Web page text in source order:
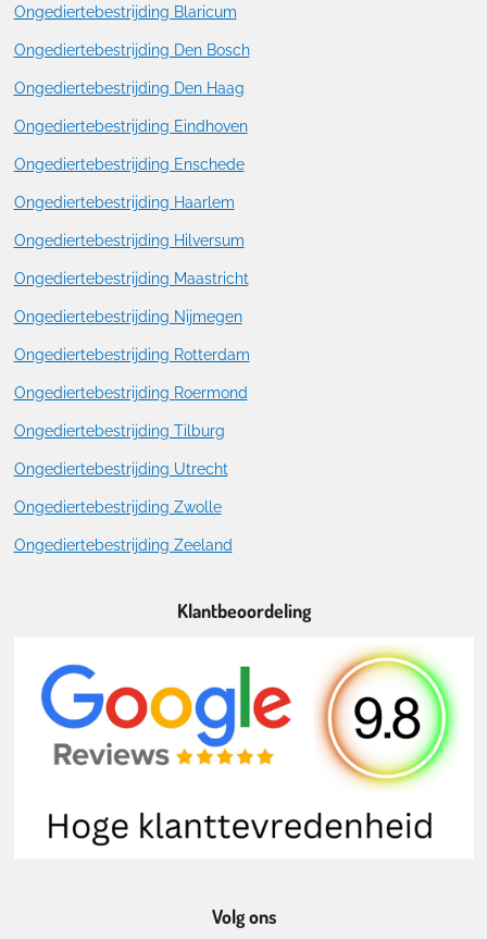
Ongediertebestrijding Blaricum
Ongediertebestrijding Den Bosch
Ongediertebestrijding Den Haag
Ongediertebestrijding Eindhoven
Ongediertebestrijding Enschede
Ongediertebestrijding Haarlem
Ongediertebestrijding Hilversum
Ongediertebestrijding Maastricht
Ongediertebestrijding Nijmegen
Ongediertebestrijding Rotterdam
Ongediertebestrijding Roermond
Ongediertebestrijding Tilburg
Ongediertebestrijding Utrecht
Ongediertebestrijding Zwolle
Ongediertebestrijding Zeeland
Klantbeoordeling
Volg ons